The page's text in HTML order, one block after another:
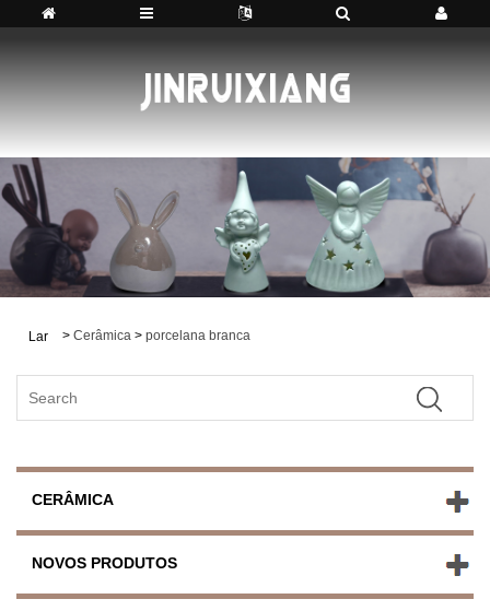
Lar > Cerâmica > porcelana branca
CERÂMICA
NOVOS PRODUTOS